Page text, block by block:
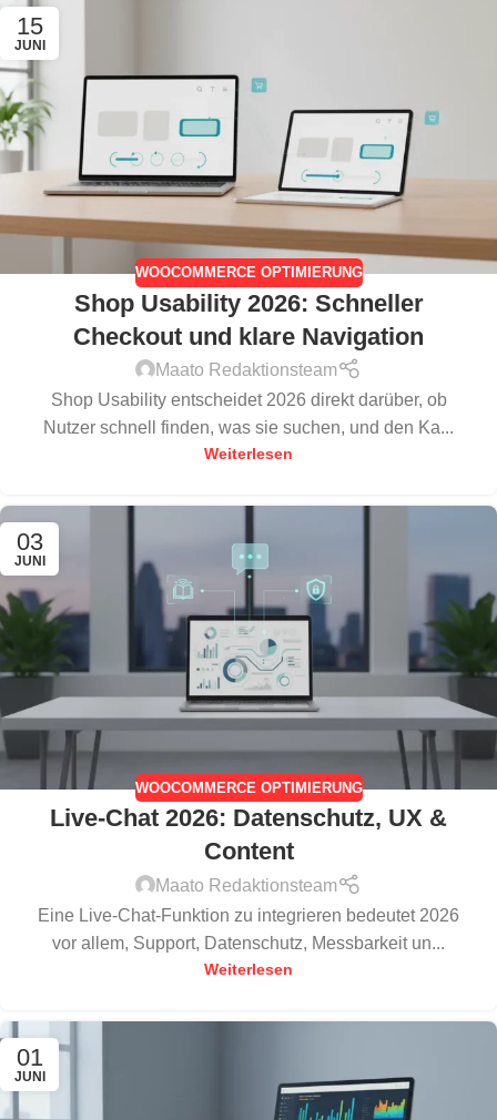
15
JUNI
WOOCOMMERCE OPTIMIERUNG
Shop Usability 2026: Schneller
Checkout und klare Navigation
Maato Redaktionsteam
Shop Usability entscheidet 2026 direkt darüber, ob
Nutzer schnell finden, was sie suchen, und den Ka...
Weiterlesen
03
JUNI
WOOCOMMERCE OPTIMIERUNG
Live-Chat 2026: Datenschutz, UX &
Content
Maato Redaktionsteam
Eine Live-Chat-Funktion zu integrieren bedeutet 2026
vor allem, Support, Datenschutz, Messbarkeit un...
Weiterlesen
01
JUNI